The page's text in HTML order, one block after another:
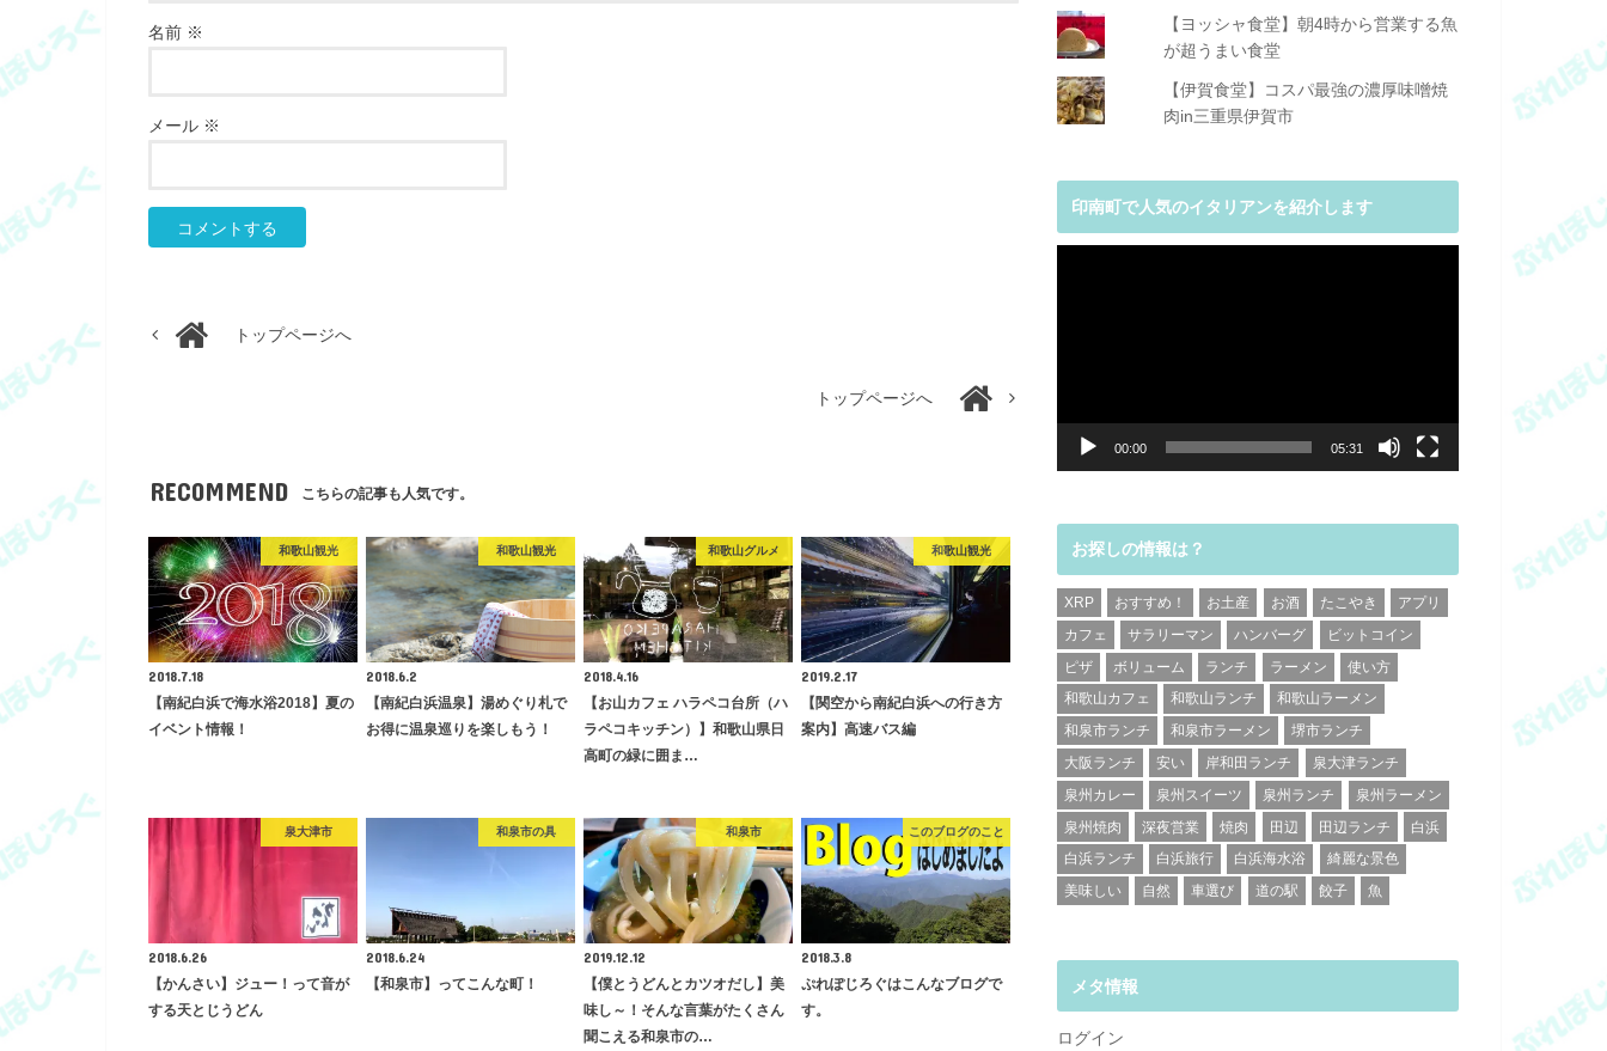
名前 ※
メール ※
トップページへ
トップページへ
RECOMMEND こちらの記事も人気です。
和歌山観光
2018.7.18
【南紀白浜で海水浴2018】夏の
イベント情報！
和歌山観光
2018.6.2
【南紀白浜温泉】湯めぐり札で
お得に温泉巡りを楽しもう！
和歌山グルメ
2018.4.16
【お山カフェ ハラペコ台所（ハ
ラペコキッチン）】和歌山県日
高町の緑に囲ま…
和歌山観光
2019.2.17
【関空から南紀白浜への行き方
案内】高速バス編
泉大津市
2018.6.26
【かんさい】ジュー！って音が
する天とじうどん
和泉市の具
2018.6.24
【和泉市】ってこんな町！
和泉市
2019.12.12
【僕とうどんとカツオだし】美
味し～！そんな言葉がたくさん
聞こえる和泉市の…
このブログのこと
2018.3.8
ぷれぽじろぐはこんなブログで
す。
【ヨッシャ食堂】朝4時から営業する魚
が超うまい食堂
【伊賀食堂】コスパ最強の濃厚味噌焼
肉in三重県伊賀市
印南町で人気のイタリアンを紹介します
00:00 05:31
お探しの情報は？
XRP おすすめ！ お土産 お酒 たこやき
アプリ
カフェ
サラリーマン ハンバーグ
ビットコイン
ピザ
ボリューム ランチ ラーメン
使い方
和歌山カフェ
和歌山ランチ
和歌山ラーメン
和泉市ランチ
和泉市ラーメン
堺市ランチ
大阪ランチ
安い 岸和田ランチ
泉大津ランチ
泉州カレー
泉州スイーツ 泉州ランチ
泉州ラーメン
泉州焼肉
深夜営業 焼肉 田辺 田辺ランチ
白浜
白浜ランチ
白浜旅行 白浜海水浴
綺麗な景色
美味しい
自然 車選び 道の駅 餃子 魚
メタ情報
ログイン